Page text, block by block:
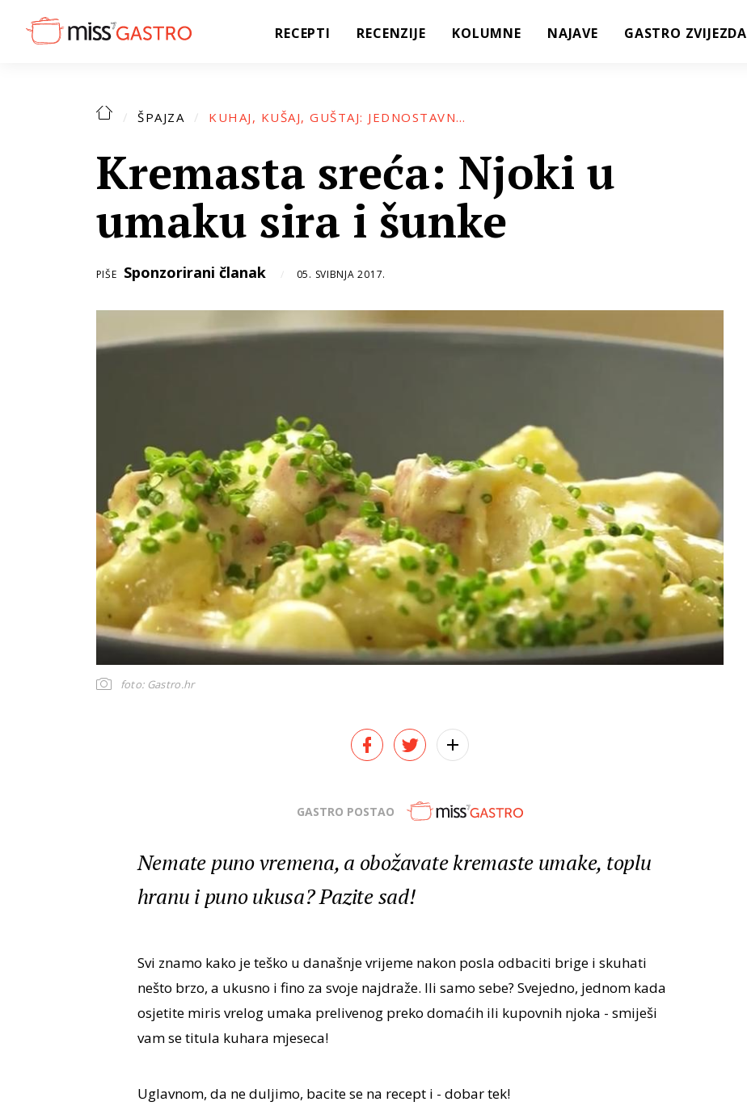
RECEPTI RECENZIJE KOLUMNE NAJAVE GASTRO ZVIJEZDA
ŠPAJZA KUHAJ, KUŠAJ, GUŠTAJ: JEDNOSTAVNO JE, ODLIČNO JE, OD GAVRILOVIĆA JE!
Kremasta sreća: Njoki u
umaku sira i šunke
PIŠE Sponzorirani članak 05. SVIBNJA 2017.
foto: Gastro.hr
GASTRO POSTAO
Nemate puno vremena, a obožavate kremaste umake, toplu
hranu i puno ukusa? Pazite sad!
Svi znamo kako je teško u današnje vrijeme nakon posla odbaciti brige i skuhati
nešto brzo, a ukusno i fino za svoje najdraže. Ili samo sebe? Svejedno, jednom kada
osjetite miris vrelog umaka prelivenog preko domaćih ili kupovnih njoka - smiješi
vam se titula kuhara mjeseca!
Uglavnom, da ne duljimo, bacite se na recept i - dobar tek!